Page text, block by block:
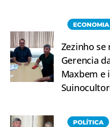
ECONOMIA
Zezinho se
Gerencia
Maxbem e
POLÍTICA